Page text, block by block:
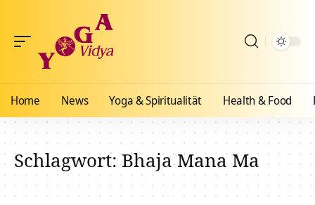
Home News Yoga & Spiritualität Health & Food
Schlagwort:Bhaja Mana Ma